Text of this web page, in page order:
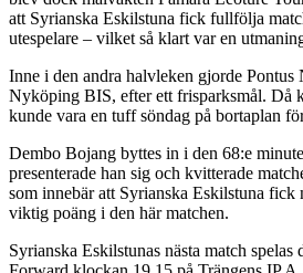
att Syrianska Eskilstuna fick fullfölja
utespelare – vilket så klart var en
Inne i den andra halvleken gjorde Pontus
Nyköping BIS, efter ett frisparksmål. Då
kunde vara en tuff söndag på bortaplan
Dembo Bojang byttes in i den 68:e
presenterade han sig och kvitterade
som innebär att Syrianska Eskilstuna fick
viktig poäng i den här matchen.
Syrianska Eskilstunas nästa match